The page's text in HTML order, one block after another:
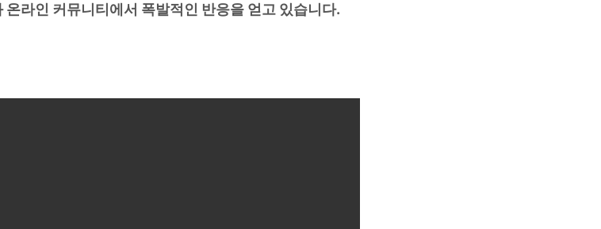
라인 커뮤니티에서 폭발적인 반응을 얻고 있습니다.